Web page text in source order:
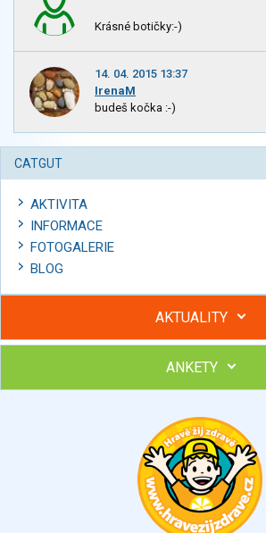
Krásné botičky:-)
14. 04. 2015 13:37
IrenaM
budeš kočka :-)
CATGUT
AKTIVITA
INFORMACE
FOTOGALERIE
BLOG
AKTUALITY
Hubněte s podporou lektorky a skupiny v
Chcete poradit s hubnutím? Najděte si
ANKETY